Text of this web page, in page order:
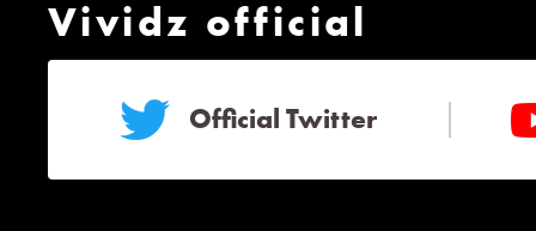
Vividz official
Official Twitter